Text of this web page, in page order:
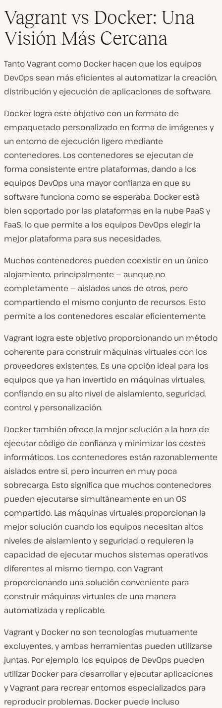
Vagrant vs Docker: Una
Visión Más Cercana
Tanto Vagrant como Docker hacen que los equipos
DevOps sean más eficientes al automatizar la creación,
distribución y ejecución de aplicaciones de software.
Docker logra este objetivo con un formato de
empaquetado personalizado en forma de imágenes y
un entorno de ejecución ligero mediante
contenedores. Los contenedores se ejecutan de
forma consistente entre plataformas, dando a los
equipos DevOps una mayor confianza en que su
software funciona como se esperaba. Docker está
bien soportado por las plataformas en la nube PaaS y
FaaS, lo que permite a los equipos DevOps elegir la
mejor plataforma para sus necesidades.
Muchos contenedores pueden coexistir en un único
alojamiento, principalmente — aunque no
completamente — aislados unos de otros, pero
compartiendo el mismo conjunto de recursos. Esto
permite a los contenedores escalar eficientemente.
Vagrant logra este objetivo proporcionando un método
coherente para construir máquinas virtuales con los
proveedores existentes. Es una opción ideal para los
equipos que ya han invertido en máquinas virtuales,
confiando en su alto nivel de aislamiento, seguridad,
control y personalización.
Docker también ofrece la mejor solución a la hora de
ejecutar código de confianza y minimizar los costes
informáticos. Los contenedores están razonablemente
aislados entre sí, pero incurren en muy poca
sobrecarga. Esto significa que muchos contenedores
pueden ejecutarse simultáneamente en un OS
compartido. Las máquinas virtuales proporcionan la
mejor solución cuando los equipos necesitan altos
niveles de aislamiento y seguridad o requieren la
capacidad de ejecutar muchos sistemas operativos
diferentes al mismo tiempo, con Vagrant
proporcionando una solución conveniente para
construir máquinas virtuales de una manera
automatizada y replicable.
Vagrant y Docker no son tecnologías mutuamente
excluyentes, y ambas herramientas pueden utilizarse
juntas. Por ejemplo, los equipos de DevOps pueden
utilizar Docker para desarrollar y ejecutar aplicaciones
y Vagrant para recrear entornos especializados para
reproducir problemas. Docker puede incluso